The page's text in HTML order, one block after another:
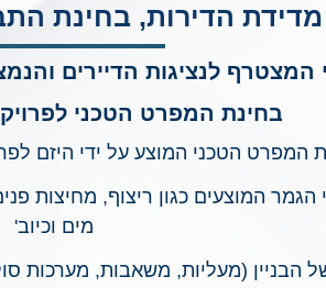
מדידת הדירות, בחינת
המצטרף לנציגות הדיירים
בחינת המפרט הטכני
המפרט הטכני המוצע על ידי היזם
המוצעים כגון ריצוף, מחיצות
מים וכיוב'
(מעליות, משאבות, מערכות